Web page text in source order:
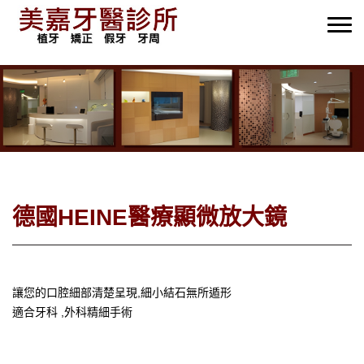
德國HEINE醫療顯微放大鏡
讓您的口腔細部清楚呈現,細小結石無所遁形
適合牙科 ,外科精細手術